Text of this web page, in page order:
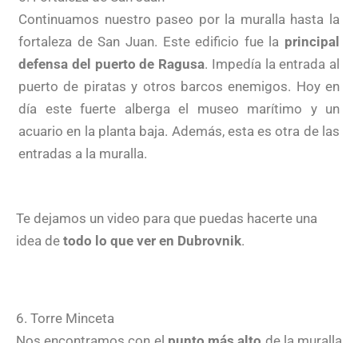
Continuamos nuestro paseo por la muralla hasta la
fortaleza de San Juan. Este edificio fue la principal
defensa del puerto de Ragusa. Impedía la entrada al
puerto de piratas y otros barcos enemigos. Hoy en
día este fuerte alberga el museo marítimo y un
acuario en la planta baja. Además, esta es otra de las
entradas a la muralla.
Te dejamos un video para que puedas hacerte una
idea de todo lo que ver en Dubrovnik.
6. Torre Minceta